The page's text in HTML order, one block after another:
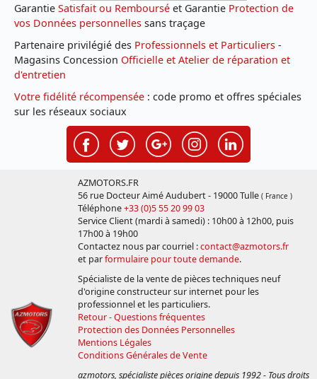
Garantie Satisfait ou Remboursé et Garantie Protection de
vos Données personnelles sans traçage
Partenaire privilégié des Professionnels et Particuliers -
Magasins Concession Officielle et Atelier de réparation et
d'entretien
Votre fidélité récompensée : code promo et offres spéciales
sur les réseaux sociaux
AZMOTORS.FR
56 rue Docteur Aimé Audubert - 19000 Tulle ( France )
Téléphone+33 (0)5 55 20 99 03
Service Client (mardi à samedi) : 10h00 à 12h00, puis
17h00 à 19h00
Contactez nous par courriel :contact@azmotors.fr
et parformulaire pour toute demande.
Spécialiste de la vente de pièces techniques neuf
d'origine constructeur sur internet pour les
professionnel et les particuliers.
Retour - Questions fréquentes
Protection des Données Personnelles
Mentions Légales
Conditions Générales de Vente
azmotors, spécialiste pièces origine depuis 1992 - Tous droits